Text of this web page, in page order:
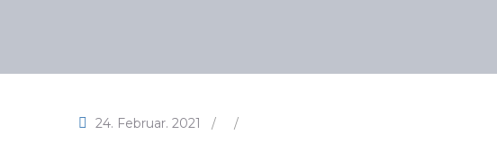
24. Februar. 2021 / /